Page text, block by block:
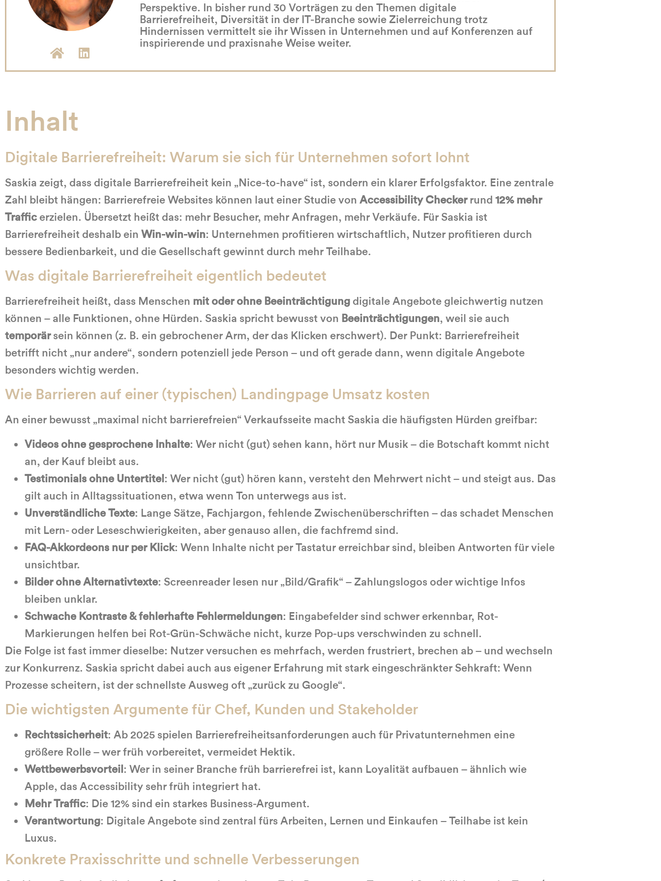
VIDEO FREISCHALTEN
Perspektive. In bisher rund 30 Vorträgen zu den Themen digitale
Barrierefreiheit, Diversität in der IT-Branche sowie Zielerreichung trotz
Hindernissen vermittelt sie ihr Wissen in Unternehmen und auf Konferenzen auf
inspirierende und praxisnahe Weise weiter.
Inhalt
Digitale Barrierefreiheit: Warum sie sich für Unternehmen sofort lohnt
Saskia zeigt, dass digitale Barrierefreiheit kein „Nice-to-have“ ist, sondern ein klarer Erfolgsfaktor. Eine zentrale
Zahl bleibt hängen: Barrierefreie Websites können laut einer Studie von Accessibility Checkerrund 12% mehr
Traffic erzielen. Übersetzt heißt das: mehr Besucher, mehr Anfragen, mehr Verkäufe. Für Saskia ist
Barrierefreiheit deshalb ein Win-win-win: Unternehmen profitieren wirtschaftlich, Nutzer profitieren durch
bessere Bedienbarkeit, und die Gesellschaft gewinnt durch mehr Teilhabe.
Was digitale Barrierefreiheit eigentlich bedeutet
Barrierefreiheit heißt, dass Menschen mit oder ohne Beeinträchtigung digitale Angebote gleichwertig nutzen
können – alle Funktionen, ohne Hürden. Saskia spricht bewusst von Beeinträchtigungen, weil sie auch
temporärsein können (z. B. ein gebrochener Arm, der das Klicken erschwert). Der Punkt: Barrierefreiheit
betrifft nicht „nur andere“, sondern potenziell jede Person – und oft gerade dann, wenn digitale Angebote
besonders wichtig werden.
Wie Barrieren auf einer (typischen) Landingpage Umsatz kosten
An einer bewusst „maximal nicht barrierefreien“ Verkaufsseite macht Saskia die häufigsten Hürden greifbar:
Videos ohne gesprochene Inhalte: Wer nicht (gut) sehen kann, hört nur Musik – die Botschaft kommt nicht
an, der Kauf bleibt aus.
Testimonials ohne Untertitel: Wer nicht (gut) hören kann, versteht den Mehrwert nicht – und steigt aus. Das
gilt auch in Alltagssituationen, etwa wenn Ton unterwegs aus ist.
Unverständliche Texte: Lange Sätze, Fachjargon, fehlende Zwischenüberschriften – das schadet Menschen
mit Lern- oder Leseschwierigkeiten, aber genauso allen, die fachfremd sind.
FAQ-Akkordeons nur per Klick: Wenn Inhalte nicht per Tastatur erreichbar sind, bleiben Antworten für viele
unsichtbar.
Bilder ohne Alternativtexte: Screenreader lesen nur „Bild/Grafik“ – Zahlungslogos oder wichtige Infos
bleiben unklar.
Schwache Kontraste & fehlerhafte Fehlermeldungen: Eingabefelder sind schwer erkennbar, Rot-
Markierungen helfen bei Rot-Grün-Schwäche nicht, kurze Pop-ups verschwinden zu schnell.
Die Folge ist fast immer dieselbe: Nutzer versuchen es mehrfach, werden frustriert, brechen ab – und wechseln
zur Konkurrenz. Saskia spricht dabei auch aus eigener Erfahrung mit stark eingeschränkter Sehkraft: Wenn
Prozesse scheitern, ist der schnellste Ausweg oft „zurück zu Google“.
Die wichtigsten Argumente für Chef, Kunden und Stakeholder
Rechtssicherheit: Ab 2025 spielen Barrierefreiheitsanforderungen auch für Privatunternehmen eine
größere Rolle – wer früh vorbereitet, vermeidet Hektik.
Wettbewerbsvorteil: Wer in seiner Branche früh barrierefrei ist, kann Loyalität aufbauen – ähnlich wie
Apple, das Accessibility sehr früh integriert hat.
Mehr Traffic: Die 12% sind ein starkes Business-Argument.
Verantwortung: Digitale Angebote sind zentral fürs Arbeiten, Lernen und Einkaufen – Teilhabe ist kein
Luxus.
Konkrete Praxisschritte und schnelle Verbesserungen